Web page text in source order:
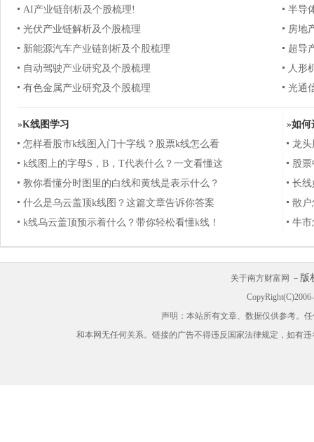
AI产业链剖析及个股梳理!
半导
光伏产业链解析及个股梳理
房地
新能源汽车产业链剖析及个股梳理
超导
自动驾驶产业研究及个股梳理
人形
有色金属产业研究及个股梳理
光通
»K线图学习
怎样看股市k线图入门十字线？股票k线怎么看
k线图上的字母S，B，T代表什么？一文看懂这
教你看懂分时图里的白线和黄线是表示什么？
什么是乌云盖顶k线图？这篇文章告诉你答案
k线乌云盖顶预示着什么？带你轻松看懂k线！
»如何
龙头
股
长线
散户
牛市
关于南方财富网 － 版
声明：本站所有文章、数据仅供参考。
和本网无任何关系。链接的广告不得违反国家法律规定，如有